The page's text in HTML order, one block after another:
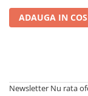
ADAUGA IN COS
Newsletter Nu rata